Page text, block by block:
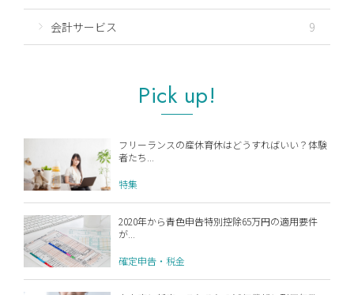
会計サービス 9
Pick up!
フリーランスの産休育休はどうすればいい？体験
者たち...
特集
2020年から青色申告特別控除65万円の適用要件
が...
確定申告・税金